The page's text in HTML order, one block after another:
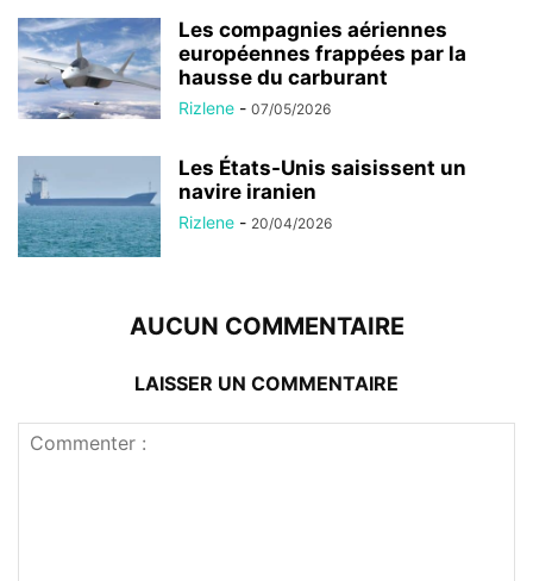
Les compagnies aériennes
européennes frappées par la
hausse du carburant
Rizlene - 07/05/2026
Les États-Unis saisissent un
navire iranien
Rizlene - 20/04/2026
AUCUN COMMENTAIRE
LAISSER UN COMMENTAIRE